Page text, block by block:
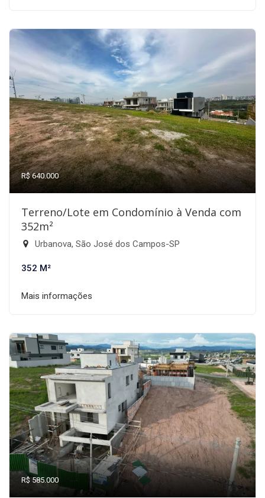
R$ 640.000
Terreno/Lote em Condomínio à Venda com
352m²
Urbanova, São José dos Campos-SP
352 M²
Mais informações
R$ 585.000